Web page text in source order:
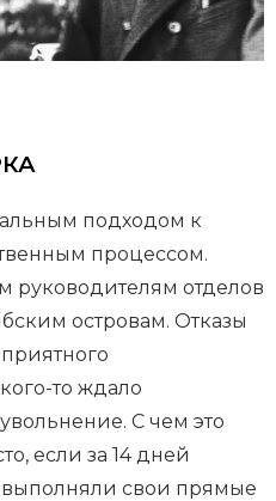
подходом к
процессом.
руководителям отделов
островам. Отказы
то ждало
С чем это
если за 14 дней
выполняли свои прямые